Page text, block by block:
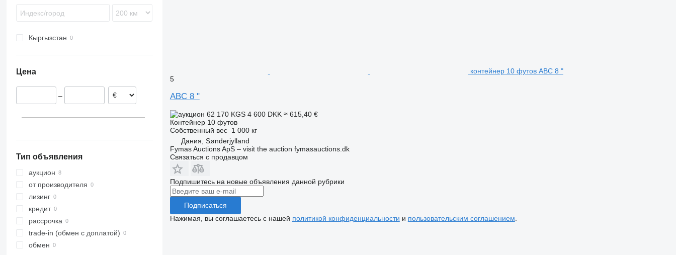
Кыргызстан
Цена
–
Тип объявления
аукцион
от производителя
лизинг
кредит
рассрочка
trade-in (обмен с доплатой)
обмен
контейнер 10 футов ABC 8 "
5
ABC 8 "
62 170 KGS 4 600 DKK ≈ 615,40 €
Контейнер 10 футов
Собственный вес 1 000 кг
Дания, Sønderjylland
Fymas Auctions ApS – visit the auction fymasauctions.dk
Связаться с продавцом
Подпишитесь на новые объявления данной рубрики
Подписаться
Нажимая, вы соглашаетесь с нашей политикой конфиденциальности и пользовательским соглашением